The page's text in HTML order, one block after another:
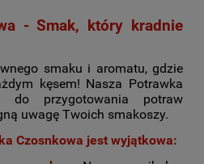
- Smak, który kradnie
smaku i aromatu, gdzie
kęsem! Nasza Potrawka
do przygotowania potraw
uwagę Twoich smakoszy.
Czosnkowa jest wyjątkowa: